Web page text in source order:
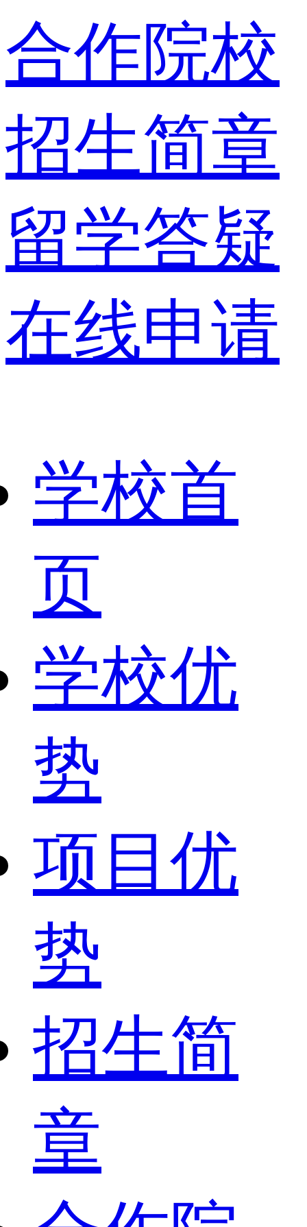
合作院校
招生简章
留学答疑
在线申请
学校首
页
学校优
势
项目优
势
招生简
章